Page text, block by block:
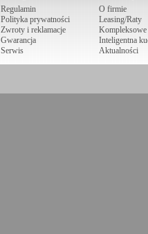
Regulamin
Polityka prywatności
Zwroty i reklamacje
Gwarancja
Serwis
O firmie
Leasing/Raty
Kompleksowe
Inteligentna
Aktualności